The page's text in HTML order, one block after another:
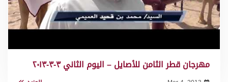
مهرجان قطر الثامن للأصايل – اليوم الثاني ٣-٣-٢٠١٣